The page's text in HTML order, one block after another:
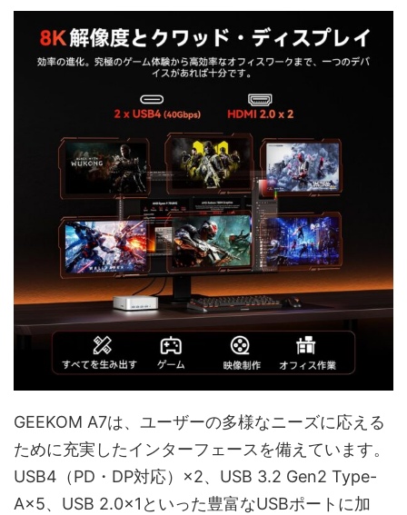
GEEKOM A7は、ユーザーの多様なニーズに応える
ために充実したインターフェースを備えています。
USB4（PD・DP対応）×2、USB 3.2 Gen2 Type-
A×5、USB 2.0×1といった豊富なUSBポートに加